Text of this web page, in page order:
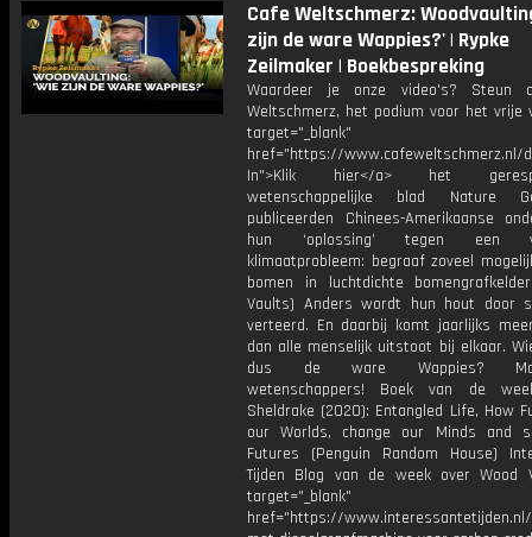
Cafe Weltschmerz:
zijn de ware Wappies?' | Rypke
Zeilmaker | Boekbespreking
Waardeer je onze video's? Steun
Weltschmerz, het podium voor het vrije
target="_blank"
href="https://www.cafeweltschmerz.nl/
In">Klik hier</a> het
wetenschappelijke blad Nature
publiceerden Chinees-Amerikaanse
hun ‘oplossing’ tegen een
klimaatprobleem: begraaf zoveel
bomen in luchtdichte
Vaults) Anders wordt hun hout door
verteerd. En daarbij komt jaarlijks
dan alle menselijk uitstoot bij elkaar.
dus de ware Wappies?
wetenschappers! Boek van de
Sheldrake (2020): Entangled Life, How
our Worlds, change our Minds and
Futures (Penguin Random House)
Tijden Blog van de week over Wood
target="_blank"
href="https://